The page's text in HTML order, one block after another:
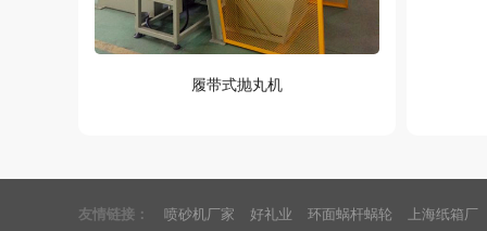
履带式抛丸机
友情链接： 喷砂机厂家 好礼业 环面蜗杆蜗轮 上海纸箱厂